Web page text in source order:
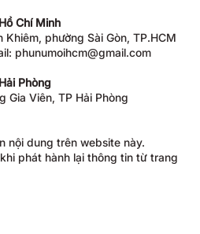
Chí Minh
Khiêm, phường Sài Gòn, TP.HCM
phunumoihcm@gmail.com
Phòng
Gia Viên, TP Hải Phòng
nội dung trên website này.
phát hành lại thông tin từ trang